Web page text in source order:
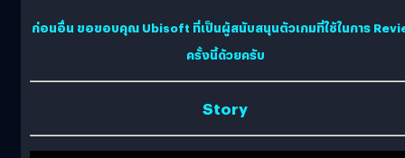
ก่อนอื่น ขอขอบคุณ Ubisoft ที่เป็นผู้สนับสนุนตัวเกมที่ใช้ในการ
ครั้งนี้ด้วยครับ
Story